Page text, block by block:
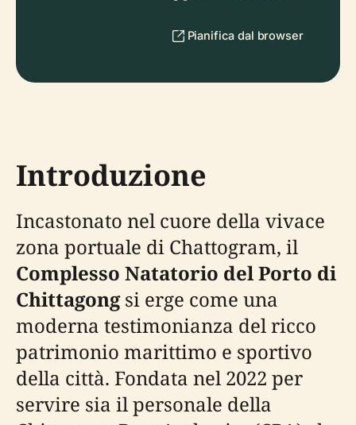
Pianifica dal browser
Introduzione
Incastonato nel cuore della vivace
zona portuale di Chattogram, il
Complesso Natatorio del Porto di
Chittagongsi erge come una
moderna testimonianza del ricco
patrimonio marittimo e sportivo
della città. Fondata nel 2022 per
servire sia il personale della